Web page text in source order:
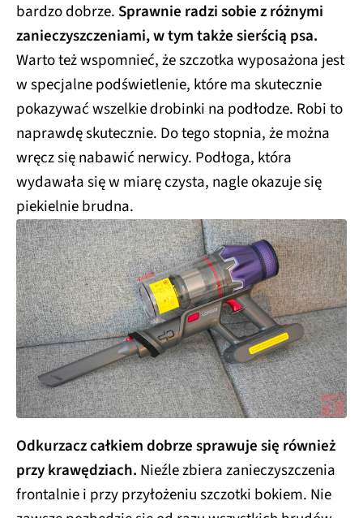
bardzo dobrze. Sprawnie radzi sobie z różnymi
zanieczyszczeniami, w tym także sierścią psa.
Warto też wspomnieć, że szczotka wyposażona jest
w specjalne podświetlenie, które ma skutecznie
pokazywać wszelkie drobinki na podłodze. Robi to
naprawdę skutecznie. Do tego stopnia, że można
wręcz się nabawić nerwicy. Podłoga, która
wydawała się w miarę czysta, nagle okazuje się
piekielnie brudna.
Odkurzacz całkiem dobrze sprawuje się również
przy krawędziach. Nieźle zbiera zanieczyszczenia
frontalnie i przy przyłożeniu szczotki bokiem. Nie